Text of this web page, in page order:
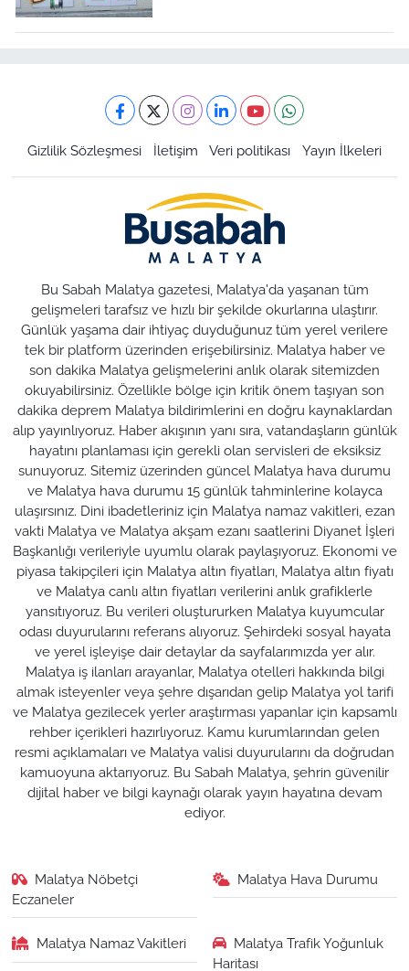
Gizlilik Sözleşmesi İletişim Veri politikası Yayın İlkeleri
Bu Sabah Malatya gazetesi, Malatya'da yaşanan tüm
gelişmeleri tarafsız ve hızlı bir şekilde okurlarına ulaştırır.
Günlük yaşama dair ihtiyaç duyduğunuz tüm yerel verilere
tek bir platform üzerinden erişebilirsiniz. Malatya haber ve
son dakika Malatya gelişmelerini anlık olarak sitemizden
okuyabilirsiniz. Özellikle bölge için kritik önem taşıyan son
dakika deprem Malatya bildirimlerini en doğru kaynaklardan
alıp yayınlıyoruz. Haber akışının yanı sıra, vatandaşların günlük
hayatını planlaması için gerekli olan servisleri de eksiksiz
sunuyoruz. Sitemiz üzerinden güncel Malatya hava durumu
ve Malatya hava durumu 15 günlük tahminlerine kolayca
ulaşırsınız. Dini ibadetleriniz için Malatya namaz vakitleri, ezan
vakti Malatya ve Malatya akşam ezanı saatlerini Diyanet İşleri
Başkanlığı verileriyle uyumlu olarak paylaşıyoruz. Ekonomi ve
piyasa takipçileri için Malatya altın fiyatları, Malatya altın fiyatı
ve Malatya canlı altın fiyatları verilerini anlık grafiklerle
yansıtıyoruz. Bu verileri oluştururken Malatya kuyumcular
odası duyurularını referans alıyoruz. Şehirdeki sosyal hayata
ve yerel işleyişe dair detaylar da sayfalarımızda yer alır.
Malatya iş ilanları arayanlar, Malatya otelleri hakkında bilgi
almak isteyenler veya şehre dışarıdan gelip Malatya yol tarifi
ve Malatya gezilecek yerler araştırması yapanlar için kapsamlı
rehber içerikleri hazırlıyoruz. Kamu kurumlarından gelen
resmi açıklamaları ve Malatya valisi duyurularını da doğrudan
kamuoyuna aktarıyoruz. Bu Sabah Malatya, şehrin güvenilir
dijital haber ve bilgi kaynağı olarak yayın hayatına devam
ediyor.
Malatya Nöbetçi
Eczaneler
Malatya Hava Durumu
Malatya Namaz Vakitleri
Malatya Trafik Yoğunluk
Haritası